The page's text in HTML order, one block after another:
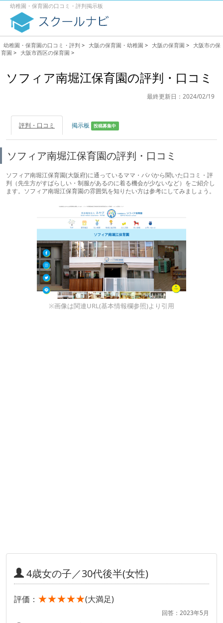
幼稚園・保育園の口コミ・評判掲示板
幼稚園・保育園の口コミ・評判 > 大阪の保育園・幼稚園 > 大阪の保育園 > 大阪市の保
育園 > 大阪市西区の保育園 >
ソフィア南堀江保育園の評判・口コミ
最終更新日：2024/02/19
評判・口コミ 掲示板 投稿募集中
ソフィア南堀江保育園の評判・口コミ
ソフィア南堀江保育園(大阪府)に通っているママ・パパから聞いた口コミ・評
判（先生方がすばらしい・制服があるのに着る機会が少ないなど）をご紹介し
ます。ソフィア南堀江保育園の雰囲気を知りたい方は参考にしてみましょう。
※画像は関連URL(基本情報欄参照)より引用
4歳女の子／30代後半(女性)
評価： ★★★★★(大満足)
回答：2023年5月